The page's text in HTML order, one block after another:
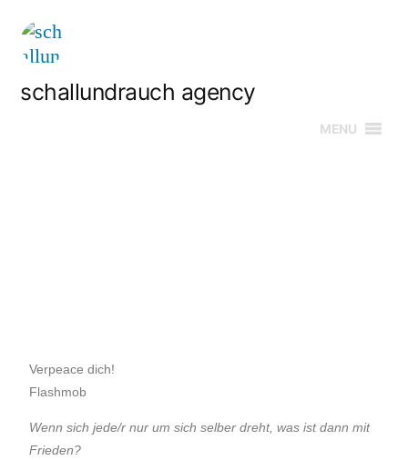
schallundrauch agency
MENU
Verpeace dich!
Flashmob
Wenn sich jede/r nur um sich selber dreht, was ist dann mit
Frieden?